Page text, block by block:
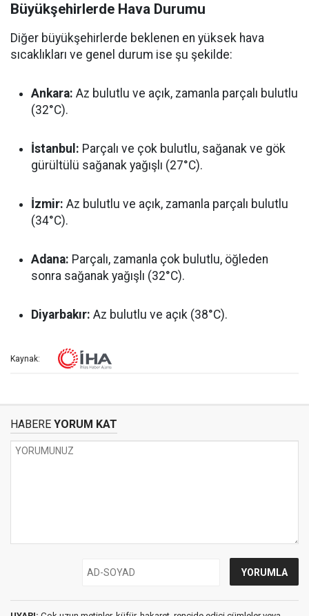
Büyükşehirlerde Hava Durumu
Diğer büyükşehirlerde beklenen en yüksek hava
sıcaklıkları ve genel durum ise şu şekilde:
Ankara: Az bulutlu ve açık, zamanla parçalı bulutlu
(32°C).
İstanbul: Parçalı ve çok bulutlu, sağanak ve gök
gürültülü sağanak yağışlı (27°C).
İzmir: Az bulutlu ve açık, zamanla parçalı bulutlu
(34°C).
Adana: Parçalı, zamanla çok bulutlu, öğleden
sonra sağanak yağışlı (32°C).
Diyarbakır: Az bulutlu ve açık (38°C).
Kaynak:
HABERE YORUM KAT